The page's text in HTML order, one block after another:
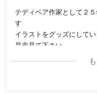
テディベア作家として２
す
イラストをグッズにして
是非見て下さい